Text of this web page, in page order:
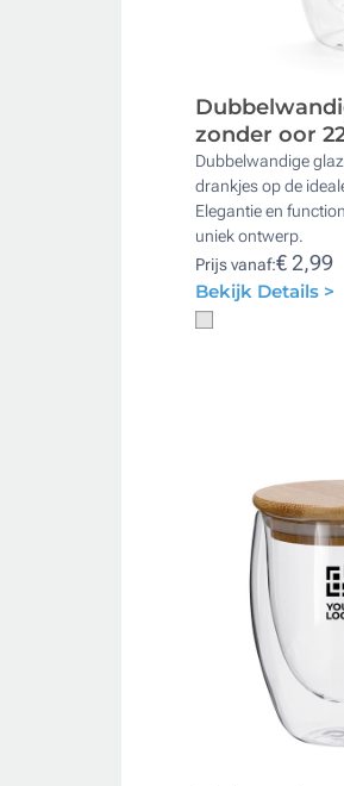
zonder oor
Dubbelwandige
drankjes op de
Elegantie en
uniek ontwerp.
Prijs vanaf:€ 2,99
Bekijk Details >